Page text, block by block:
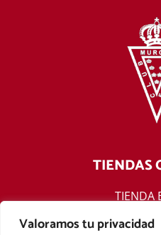
Valoramos tu privacidad
TIENDAS
TIENDA
TIENDA